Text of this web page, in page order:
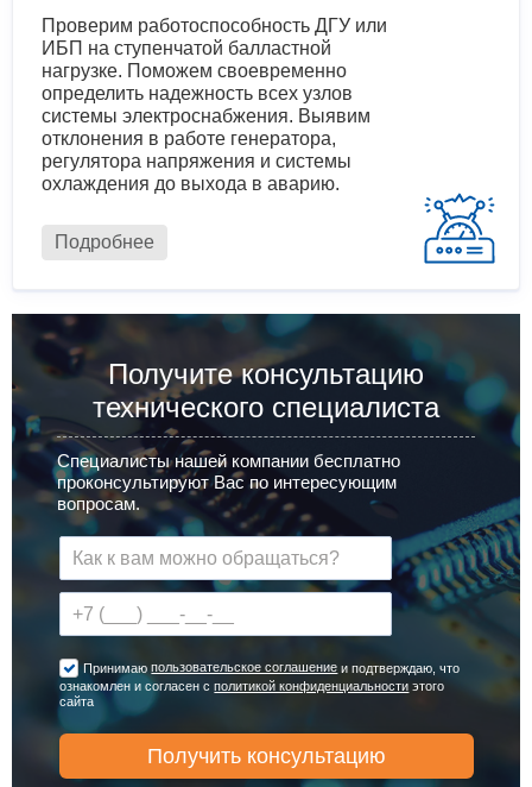
Проверим работоспособность ДГУ или
ИБП на ступенчатой балластной
нагрузке. Поможем своевременно
определить надежность всех узлов
системы электроснабжения. Выявим
отклонения в работе генератора,
регулятора напряжения и системы
охлаждения до выхода в аварию.
Подробнее
Получите консультацию
технического специалиста
Специалисты нашей компании бесплатно
проконсультируют Вас по интересующим
вопросам.
Принимаюпользовательское соглашение и подтверждаю, что
ознакомлен и согласен сполитикой конфиденциальности этого
сайта